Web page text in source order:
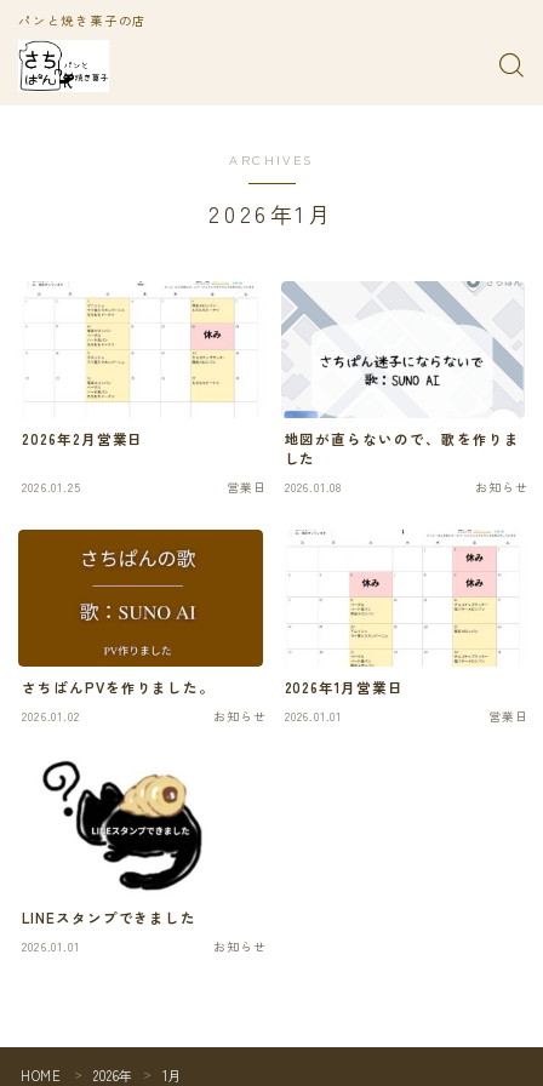
パンと焼き菓子の店
ARCHIVES
2026年1月
2026年2月営業日
2026.01.25 営業日
地図が直らないので、歌を作りま
した
2026.01.08 お知らせ
さちぱんPVを作りました。
2026.01.02 お知らせ
2026年1月営業日
2026.01.01 営業日
LINEスタンプできました
2026.01.01 お知らせ
HOME ＞ 2026年 ＞ 1月